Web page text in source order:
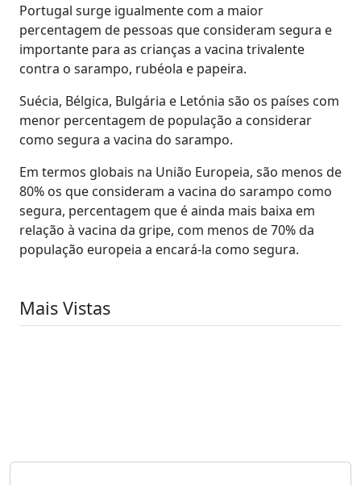
Portugal surge igualmente com a maior
percentagem de pessoas que consideram segura e
importante para as crianças a vacina trivalente
contra o sarampo, rubéola e papeira.
Suécia, Bélgica, Bulgária e Letónia são os países com
menor percentagem de população a considerar
como segura a vacina do sarampo.
Em termos globais na União Europeia, são menos de
80% os que consideram a vacina do sarampo como
segura, percentagem que é ainda mais baixa em
relação à vacina da gripe, com menos de 70% da
população europeia a encará-la como segura.
Mais Vistas